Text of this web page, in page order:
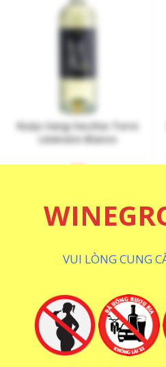
VUI LÒNG CUNG
Rượu Vang Vecchia Torre
Leverano Bianco
1₫
Rượu Vang Vecchia Torre